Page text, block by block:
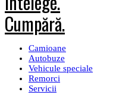
Camioane
Autobuze
Vehicule speciale
Remorci
Servicii